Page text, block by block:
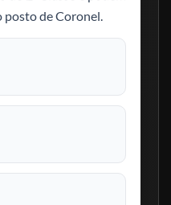
posto de Coronel.